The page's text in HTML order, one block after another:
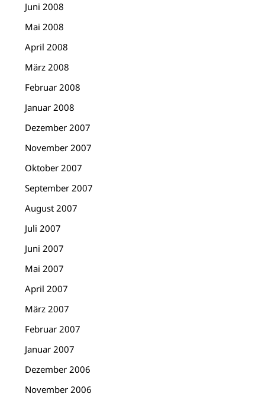
Juni 2008
Mai 2008
April 2008
März 2008
Februar 2008
Januar 2008
Dezember 2007
November 2007
Oktober 2007
September 2007
August 2007
Juli 2007
Juni 2007
Mai 2007
April 2007
März 2007
Februar 2007
Januar 2007
Dezember 2006
November 2006